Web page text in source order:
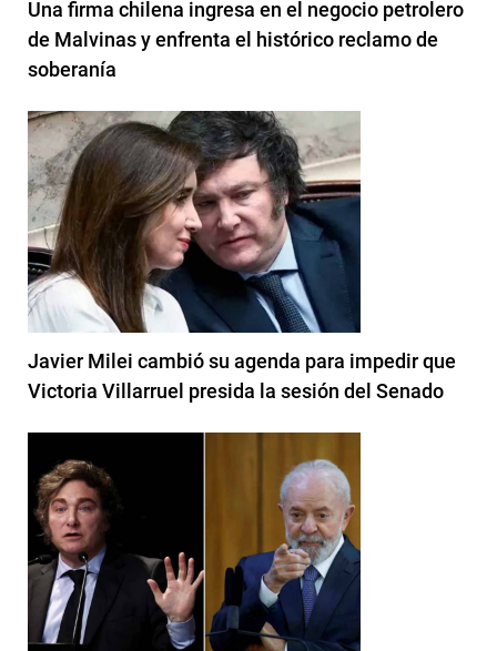
Una firma chilena ingresa en el negocio petrolero
de Malvinas y enfrenta el histórico reclamo de
soberanía
Javier Milei cambió su agenda para impedir que
Victoria Villarruel presida la sesión del Senado